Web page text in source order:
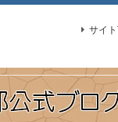
サイ